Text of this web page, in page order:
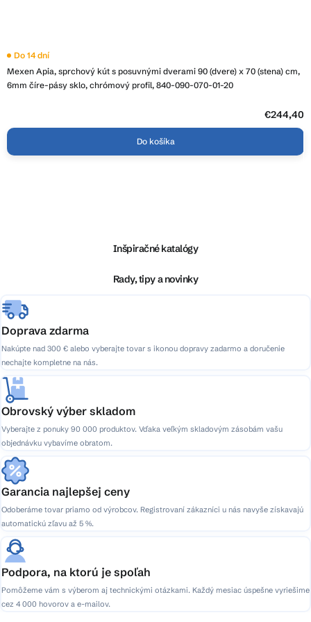
Mexen Apia, sprchový kút s posuvnými dverami 90 (dvere) x 70 (stena) cm,
6mm číre-pásy sklo, chrómový profil, 840-090-070-01-20
Do 14 dní
€244,40
Do košíka
e
Inšpiračné katalógy
Rady, tipy a novinky
Doprava zdarma
Nakúpte nad 300 € alebo vyberajte tovar s ikonou dopravy zadarmo a doručenie
nechajte kompletne na nás.
Obrovský výber skladom
Vyberajte z ponuky 90 000 produktov. Vďaka veľkým skladovým zásobám vašu
objednávku vybavíme obratom.
Garancia najlepšej ceny
Odoberáme tovar priamo od výrobcov. Registrovaní zákazníci u nás navyše získavajú
automatickú zľavu až 5 %.
Podpora, na ktorú je spoľah
Pomôžeme vám s výberom aj technickými otázkami. Každý mesiac úspešne vyriešime
cez 4 000 hovorov a e-mailov.